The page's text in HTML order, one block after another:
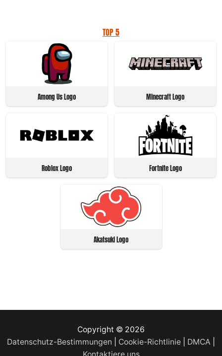
TOP 5
Among Us Logo Minecraft Logo
Roblox Logo Fortnite Logo
Akatsuki Logo
Copyright © 2026
Datenschutz-Bestimmungen
Cookie-Richtlinie DMCA
Kontaktiere uns